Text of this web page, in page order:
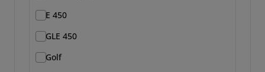
E 450
GLE 450
Golf